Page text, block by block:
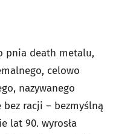
pnia death metalu,
celowo
nazywanego
bez racji – bezmyślną
lat 90. wyrosła